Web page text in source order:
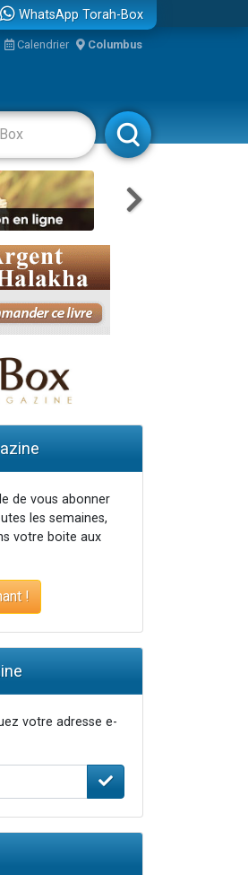
WhatsApp Torah-Box
Calendrier Columbus
Rabbanim
de vous abonner
les semaines,
votre boite aux
!
votre adresse e-